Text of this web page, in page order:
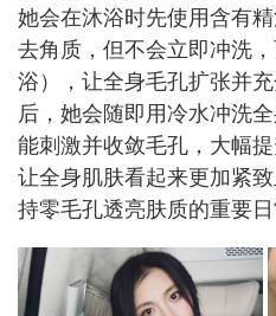
她会在沐浴时先使用含有
去角质，但不会立即冲洗
浴），让全身毛孔扩张并
后，她会随即用冷水冲洗
能刺激并收敛毛孔，大幅
让全身肌肤看起来更加紧
持零毛孔透亮肤质的重要日